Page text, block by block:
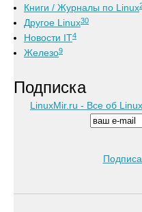
Книги / Журналы по Linux
Другое Linux30
Новости IT4
Железо9
Подписка
LinuxMir.ru - Все об